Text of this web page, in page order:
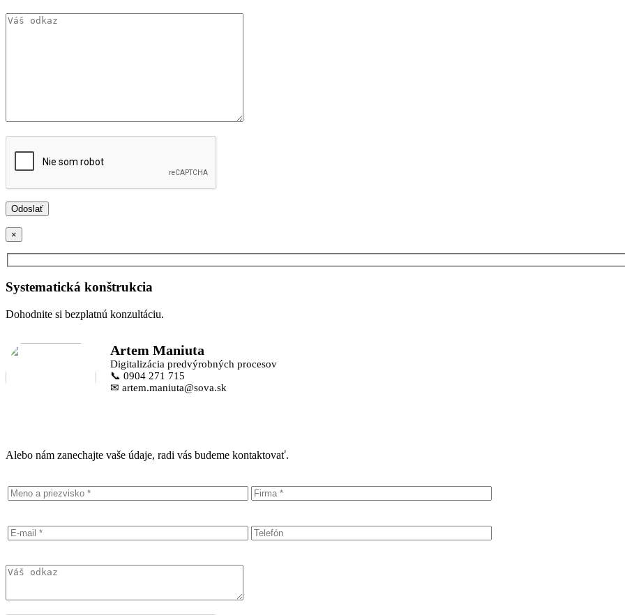
×
Systematická konštrukcia
Dohodnite si bezplatnú konzultáciu.
Artem Maniuta
Digitalizácia predvýrobných procesov
📞 0904 271 715
✉ artem.maniuta@sova.sk
Alebo nám zanechajte vaše údaje, radi vás budeme kontaktovať.